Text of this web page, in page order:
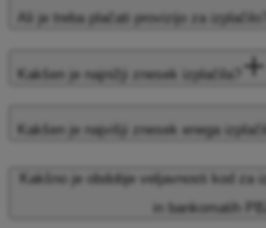
Ali je treba plačati provizijo za izplačilo?
Kakšen je najnižji znesek izplačila?
Kakšen je najvišji znesek enega
Kakšno je obdobje veljavnosti kod za
in bankomatih